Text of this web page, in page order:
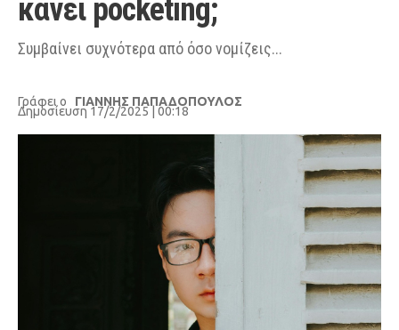
Θέματα
Videos
Viral
κάνει pocketing;
Συμβαίνει συχνότερα από όσο νομίζεις...
Γράφει ο ΓΙΑΝΝΗΣ ΠΑΠΑΔΟΠΟΥΛΟΣ
Δημοσίευση 17/2/2025 | 00:18